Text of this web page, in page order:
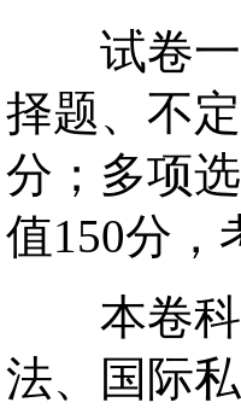
试卷一
择题、不
分；多项
值150分，
本卷科
法、国际